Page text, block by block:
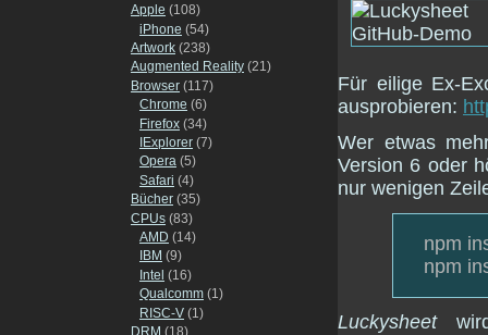
Apple (108)
iPhone (54)
Artwork (238)
Augmented Reality (21)
Browser (117)
Chrome (6)
Firefox (34)
IExplorer (7)
Opera (5)
Safari (4)
Bücher (35)
CPUs (83)
AMD (14)
IBM (9)
Intel (16)
Qualcomm (1)
RISC-V (1)
DRM (18)
Für eilige Ex-
ausprobieren:
Wer etwas
Version 6 oder
nur wenigen
npm
npm
Luckysheet